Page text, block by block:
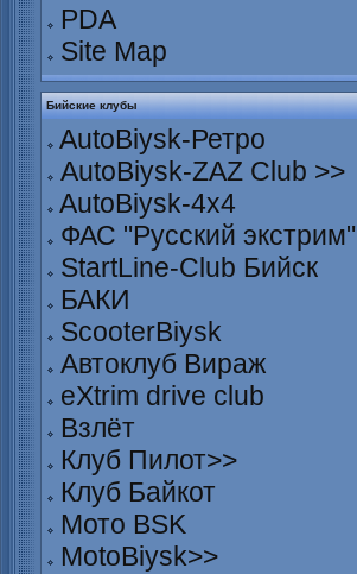
PDA
Site Map
Бийские клубы
AutoBiysk-Ретро
AutoBiysk-ZAZ Club >>
AutoBiysk-4x4
ФАС "Русский экстрим"
StartLine-Club Бийск
БАКИ
ScooterBiysk
Автоклуб Вираж
eXtrim drive club
Взлёт
Клуб Пилот>>
Клуб Байкот
Мото BSK
MotoBiysk>>